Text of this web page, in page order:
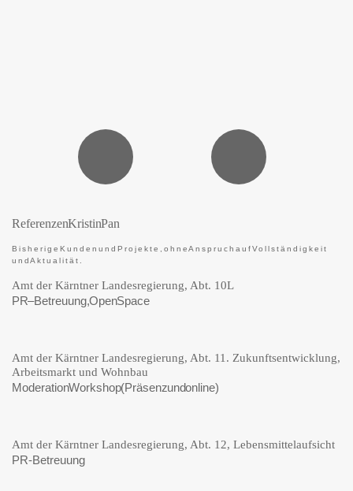
Referenzen Kristin Pan
Bisherige Kunden und Projekte, ohne Anspruch auf Vollständigkeit
und Aktualität.
Amt der Kärntner Landesregierung, Abt. 10L
PR –Betreuung, Open Space
Amt der Kärntner Landesregierung, Abt. 11. Zukunftsentwicklung,
Arbeitsmarkt und Wohnbau
Moderation Workshop (Präsenz und online)
Amt der Kärntner Landesregierung, Abt. 12, Lebensmittelaufsicht
PR-Betreuung